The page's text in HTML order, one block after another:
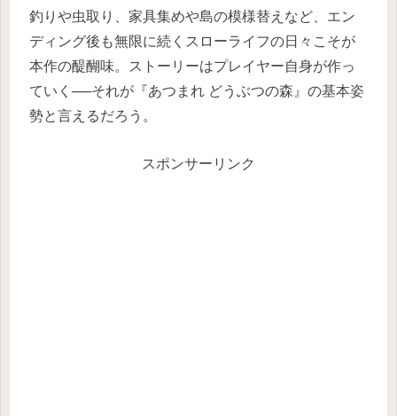
釣りや虫取り、家具集めや島の模様替えなど、エン
ディング後も無限に続くスローライフの日々こそが
本作の醍醐味。ストーリーはプレイヤー自身が作っ
ていく──それが『あつまれ どうぶつの森』の基本姿
勢と言えるだろう。
スポンサーリンク